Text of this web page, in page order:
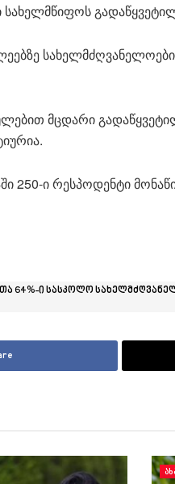
მცდარი
250-ი რესპოდენტი
64%-ი სასკოლო